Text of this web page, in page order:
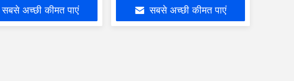
सबसे अच्छी कीमत पाएं सबसे अच्छी कीमत पाएं